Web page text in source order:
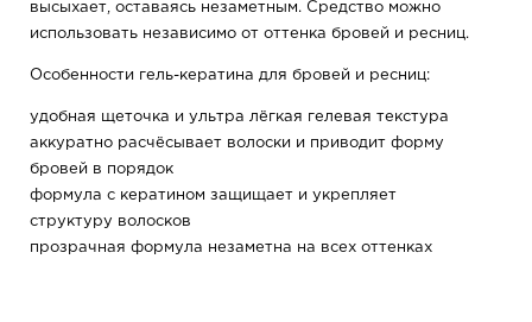
высыхает, оставаясь незаметным. Средство можно
использовать независимо от оттенка бровей и ресниц.
Особенности гель-кератина для бровей и ресниц:
удобная щеточка и ультра лёгкая гелевая текстура
аккуратно расчёсывает волоски и приводит форму
бровей в порядок
формула с кератином защищает и укрепляет
структуру волосков
прозрачная формула незаметна на всех оттенках